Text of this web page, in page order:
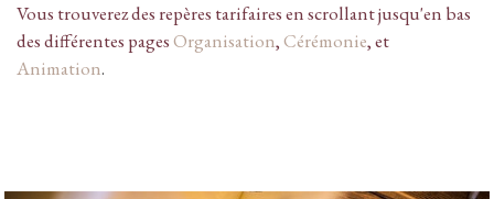
Vous trouverez des repères tarifaires en scrollant jusqu'en bas
des différentes pagesOrganisation,Cérémonie, et
Animation.